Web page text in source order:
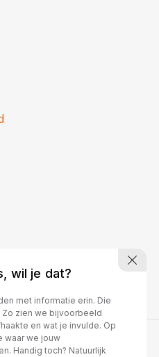
wil je dat?
met informatie erin. Die
Zo zien we bijvoorbeeld
en wat je invulde. Op
waar we jouw
Handig toch? Natuurlijk